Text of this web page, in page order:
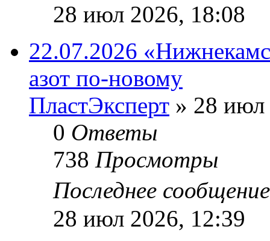
28 июл 2026, 18:08
22.07.2026
азот по-новому
ПластЭксперт » 28 июл
0 Ответы
738 Просмотры
Последнее
28 июл 2026, 12:39